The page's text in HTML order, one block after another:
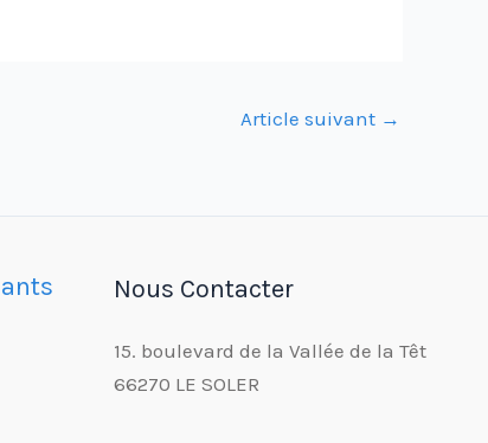
Article suivant →
Nous Contacter
15. boulevard de la Vallée de la Têt
66270 LE SOLER